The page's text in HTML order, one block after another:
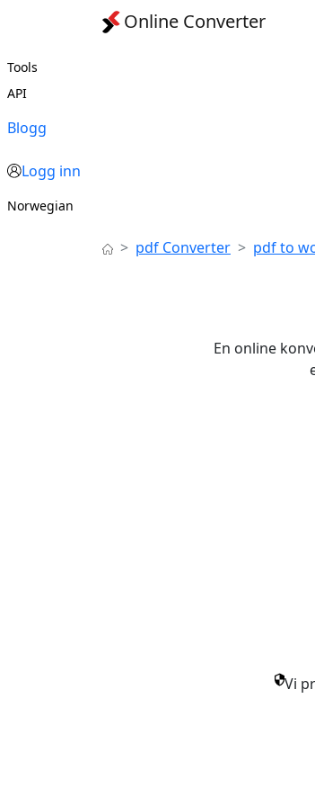
Online Converter
Tools
API
Blogg
Logg inn
Norwegian
pdf Converter pdf to
En online
Vi